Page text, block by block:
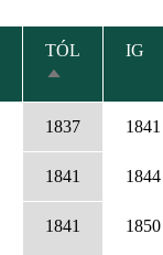
TÓL
CSÖKKENŐ
RENDEZÉS
IG
1837 1841
1841 1844
1841 1850